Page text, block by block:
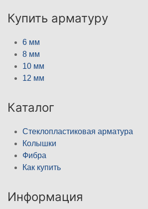
Купить арматуру
6 мм
8 мм
10 мм
12 мм
Каталог
Стеклопластиковая арматура
Колышки
Фибра
Как купить
Информация